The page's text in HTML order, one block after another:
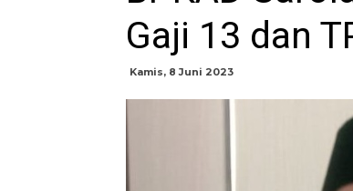
Gaji 13 dan
Kamis, 8 Juni 2023